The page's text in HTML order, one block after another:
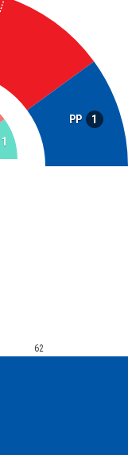
PP 1
1
62